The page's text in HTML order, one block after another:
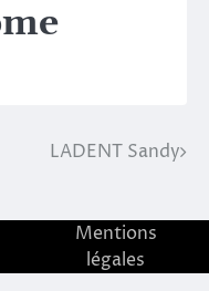
LADENT Sandy
Mentions
légales